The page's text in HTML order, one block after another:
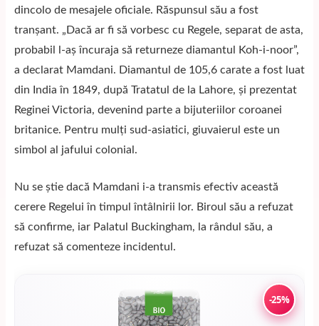
dincolo de mesajele oficiale. Răspunsul său a fost
tranșant. „Dacă ar fi să vorbesc cu Regele, separat de asta,
probabil l-aș încuraja să returneze diamantul Koh-i-noor”,
a declarat Mamdani. Diamantul de 105,6 carate a fost luat
din India în 1849, după Tratatul de la Lahore, și prezentat
Reginei Victoria, devenind parte a bijuteriilor coroanei
britanice. Pentru mulți sud-asiatici, giuvaierul este un
simbol al jafului colonial.
Nu se știe dacă Mamdani i-a transmis efectiv această
cerere Regelui în timpul întâlnirii lor. Biroul său a refuzat
să confirme, iar Palatul Buckingham, la rândul său, a
refuzat să comenteze incidentul.
-25%